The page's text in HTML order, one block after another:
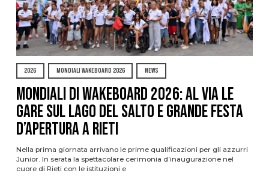
2026 MONDIALI WAKEBOARD 2026 NEWS
Mondiali di Wakeboard 2026: al via le
gare sul Lago del Salto e grande festa
d’apertura a Rieti
Nella prima giornata arrivano le prime qualificazioni per gli azzurri
Junior. In serata la spettacolare cerimonia d’inaugurazione nel
cuore di Rieti con le istituzioni e